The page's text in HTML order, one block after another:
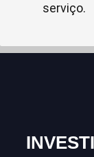
serviço.